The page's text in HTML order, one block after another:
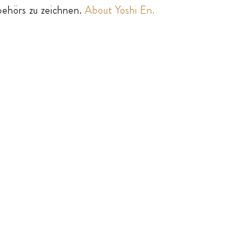
zu zeichnen. About Yoshi En.